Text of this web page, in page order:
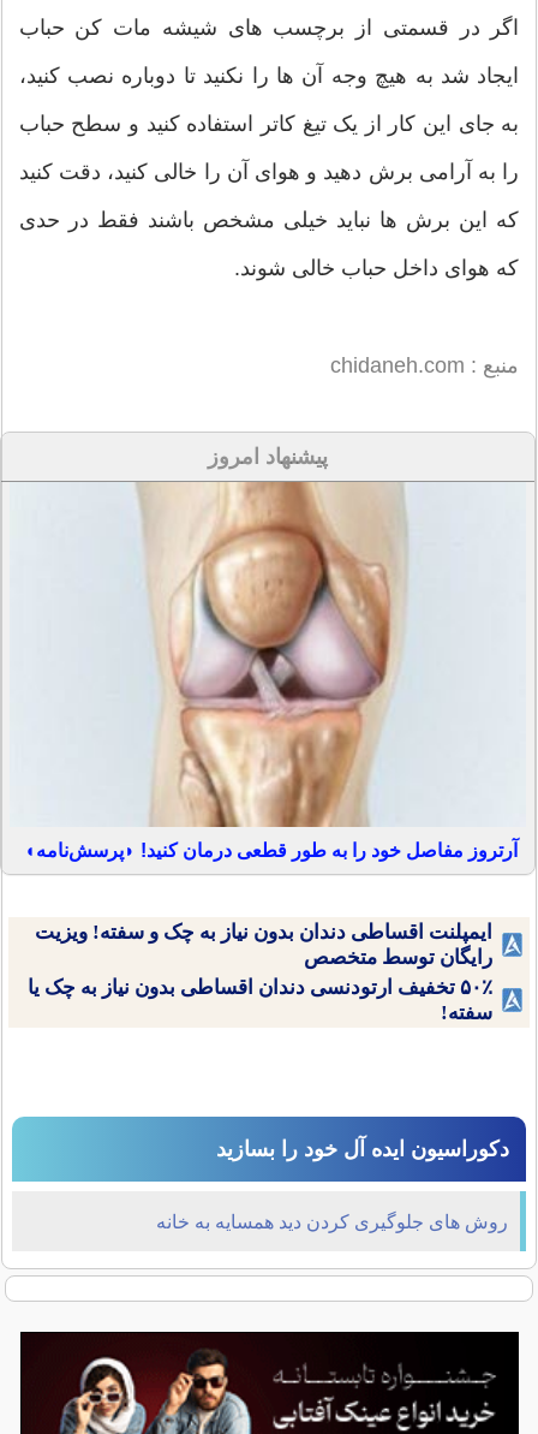
اگر در قسمتی از برچسب های شیشه مات کن حباب
ایجاد شد به هیچ وجه آن ها را نکنید تا دوباره نصب کنید،
به جای این کار از یک تیغ کاتر استفاده کنید و سطح حباب
را به آرامی برش دهید و هوای آن را خالی کنید، دقت کنید
که این برش ها نباید خیلی مشخص باشند فقط در حدی
که هوای داخل حباب خالی شوند.
منبع : chidaneh.com
پیشنهاد امروز
آرتروز مفاصل خود را به طور قطعی درمان کنید! ◗پرسش‌نامه◖
ایمپلنت اقساطی دندان بدون نیاز به چک و سفته! ویزیت
رایگان توسط متخصص
۵۰٪ تخفیف ارتودنسی دندان اقساطی بدون نیاز به چک یا
سفته!
دکوراسیون ایده آل خود را بسازید
روش های جلوگیری کردن دید همسایه به خانه